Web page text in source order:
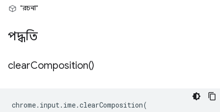
"রচনা"
পদ্ধতি
clearComposition()
chrome. input. ime.clearComposition(